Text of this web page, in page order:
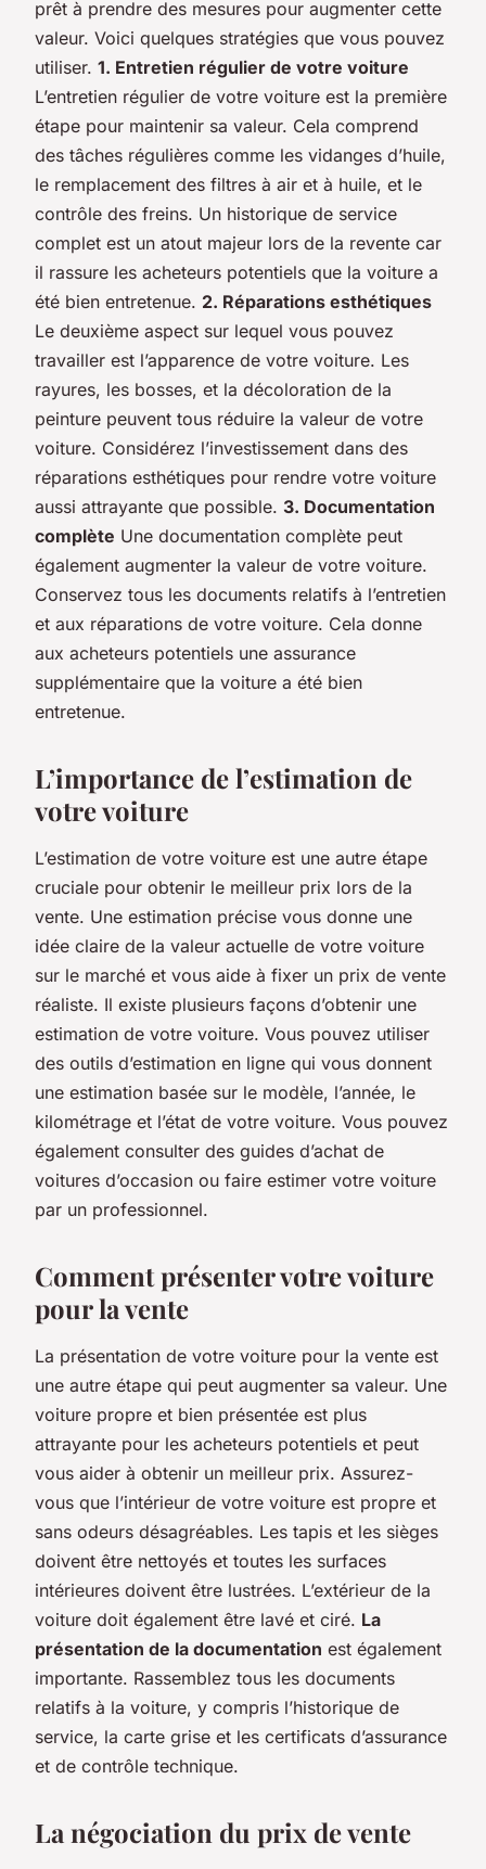
prêt à prendre des mesures pour augmenter cette
valeur. Voici quelques stratégies que vous pouvez
utiliser. 1. Entretien régulier de votre voiture
L’entretien régulier de votre voiture est la première
étape pour maintenir sa valeur. Cela comprend
des tâches régulières comme les vidanges d’huile,
le remplacement des filtres à air et à huile, et le
contrôle des freins. Un historique de service
complet est un atout majeur lors de la revente car
il rassure les acheteurs potentiels que la voiture a
été bien entretenue. 2. Réparations esthétiques
Le deuxième aspect sur lequel vous pouvez
travailler est l’apparence de votre voiture. Les
rayures, les bosses, et la décoloration de la
peinture peuvent tous réduire la valeur de votre
voiture. Considérez l’investissement dans des
réparations esthétiques pour rendre votre voiture
aussi attrayante que possible. 3. Documentation
complète Une documentation complète peut
également augmenter la valeur de votre voiture.
Conservez tous les documents relatifs à l’entretien
et aux réparations de votre voiture. Cela donne
aux acheteurs potentiels une assurance
supplémentaire que la voiture a été bien
entretenue.
L’importance de l’estimation de
votre voiture
L’estimation de votre voiture est une autre étape
cruciale pour obtenir le meilleur prix lors de la
vente. Une estimation précise vous donne une
idée claire de la valeur actuelle de votre voiture
sur le marché et vous aide à fixer un prix de vente
réaliste. Il existe plusieurs façons d’obtenir une
estimation de votre voiture. Vous pouvez utiliser
des outils d’estimation en ligne qui vous donnent
une estimation basée sur le modèle, l’année, le
kilométrage et l’état de votre voiture. Vous pouvez
également consulter des guides d’achat de
voitures d’occasion ou faire estimer votre voiture
par un professionnel.
Comment présenter votre voiture
pour la vente
La présentation de votre voiture pour la vente est
une autre étape qui peut augmenter sa valeur. Une
voiture propre et bien présentée est plus
attrayante pour les acheteurs potentiels et peut
vous aider à obtenir un meilleur prix. Assurez-
vous que l’intérieur de votre voiture est propre et
sans odeurs désagréables. Les tapis et les sièges
doivent être nettoyés et toutes les surfaces
intérieures doivent être lustrées. L’extérieur de la
voiture doit également être lavé et ciré. La
présentation de la documentation est également
importante. Rassemblez tous les documents
relatifs à la voiture, y compris l’historique de
service, la carte grise et les certificats d’assurance
et de contrôle technique.
La négociation du prix de vente